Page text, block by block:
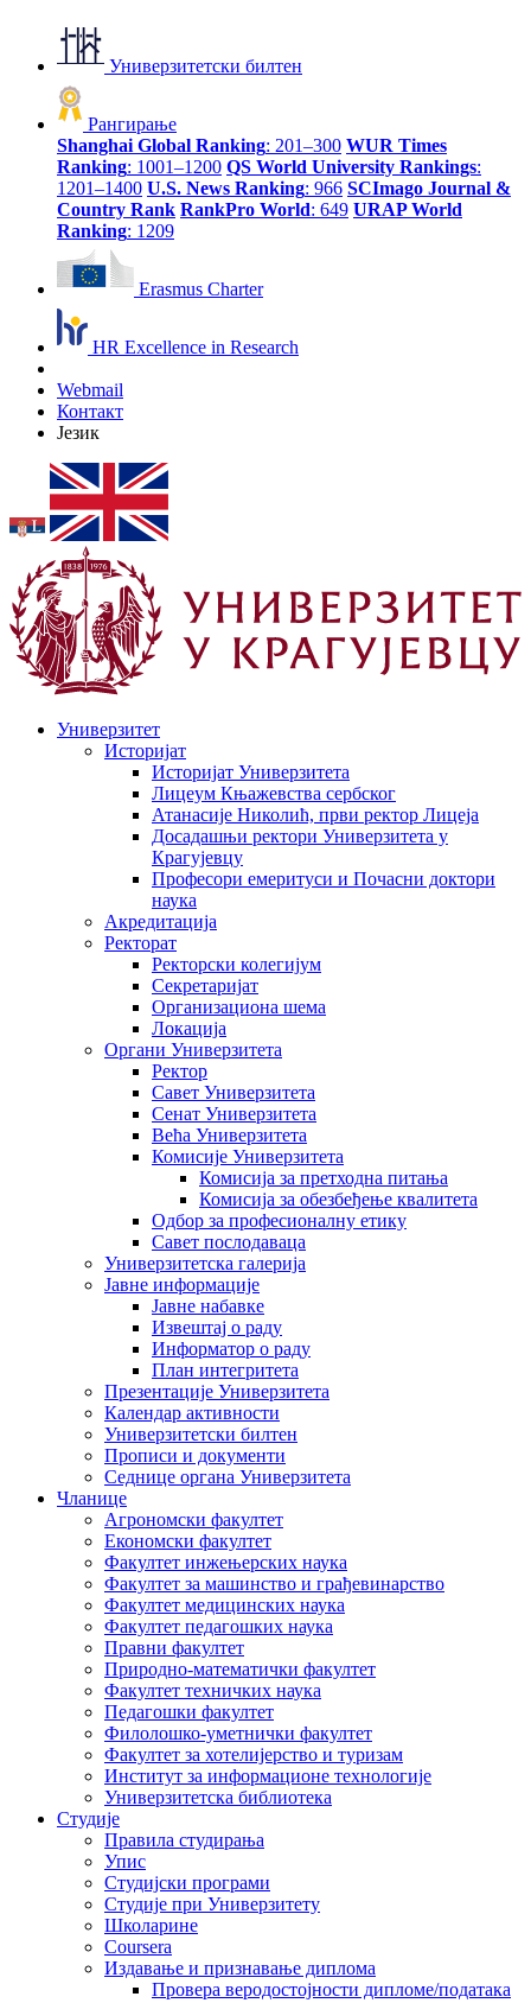
Универзитетски билтен
Рангирање
Shanghai Global Ranking: 201–300 WUR Times
Ranking: 1001–1200 QS World University Rankings:
1201–1400 U.S. News Ranking: 966 SCImago Journal &
Country Rank RankPro World: 649 URAP World
Ranking: 1209
Erasmus Charter
HR Excellence in Research
Webmail
Контакт
Језик
Универзитет
Историјат
Историјат Универзитета
Лицеум Књажевства сербског
Атанасије Николић, први ректор Лицеја
Досадашњи ректори Универзитета у
Крагујевцу
Професори емеритуси и Почасни доктори
наука
Акредитација
Ректорат
Ректорски колегијум
Секретаријат
Организациона шема
Локација
Органи Универзитета
Ректор
Савет Универзитета
Сенат Универзитета
Већа Универзитета
Комисије Универзитета
Комисија за претходна питања
Комисија за обезбеђење квалитета
Одбор за професионалну етику
Савет послодаваца
Универзитетска галерија
Јавне информације
Јавне набавке
Извештај о раду
Информатор о раду
План интегритета
Презентације Универзитета
Календар активности
Универзитетски билтен
Прописи и документи
Седнице органа Универзитета
Чланице
Агрономски факултет
Економски факултет
Факултет инжењерских наука
Факултет за машинство и грађевинарство
Факултет медицинских наука
Факултет педагошких наука
Правни факултет
Природно-математички факултет
Факултет техничких наука
Педагошки факултет
Филолошко-уметнички факултет
Факултет за хотелијерство и туризам
Институт за информационе технологије
Универзитетска библиотека
Студије
Правила студирања
Упис
Студијски програми
Студије при Универзитету
Школарине
Coursera
Издавање и признавање диплома
Провера веродостојности дипломе/података